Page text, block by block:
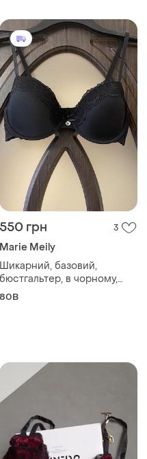
550 грн 3
Marie Meily
Шикарний, базовий,
бюстгальтер, в чорному,
кольорі, від дорогого
80B